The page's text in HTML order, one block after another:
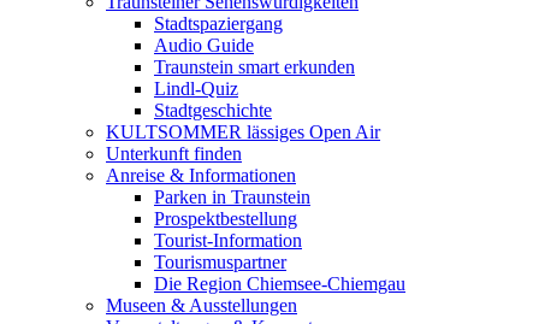
Stadtspaziergang
Audio Guide
Traunstein smart erkunden
Lindl-Quiz
Stadtgeschichte
KULTSOMMER lässiges Open Air
Unterkunft finden
Anreise & Informationen
Parken in Traunstein
Prospektbestellung
Tourist-Information
Tourismuspartner
Die Region Chiemsee-Chiemgau
Museen & Ausstellungen